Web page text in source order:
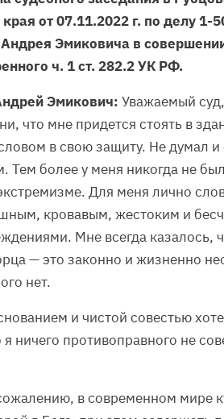
края от 07.11.2022 г. по делу
Эмиковича в
ч. 1 ст. 282.2 УК РФ.
Эмикович: Уважаемый
что мне придется стоять в
в свою защиту. Не думал и
Тем более у меня никогда не
Для меня лично
кровавым, жестоким и
Мне всегда казалось,
— это законно и жизненно
нет.
и чистой совестью
я ничего противоправного не
в современном мире